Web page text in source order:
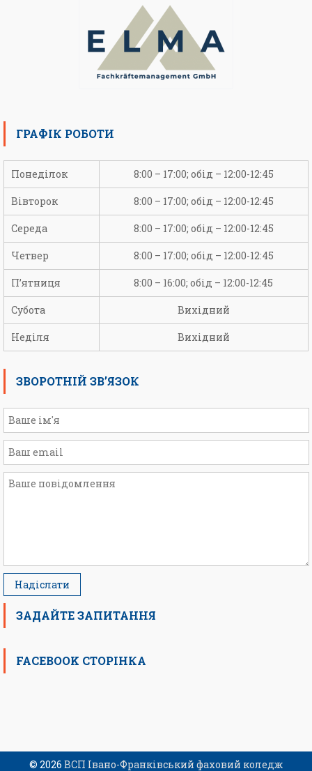
ГРАФІК РОБОТИ
Понеділок 8:00 – 17:00; обід – 12:00-12:45
Вівторок 8:00 – 17:00; обід – 12:00-12:45
Середа 8:00 – 17:00; обід – 12:00-12:45
Четвер 8:00 – 17:00; обід – 12:00-12:45
П’ятниця 8:00 – 16:00; обід – 12:00-12:45
Субота Вихідний
Неділя Вихідний
ЗВОРОТНІЙ ЗВ’ЯЗОК
ЗАДАЙТЕ ЗАПИТАННЯ
FACEBOOK СТОРІНКА
© 2026 ВСП Івано-Франківський фаховий коледж